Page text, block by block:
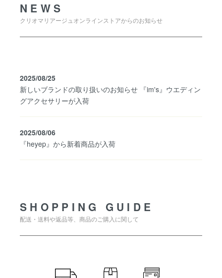
NEWS
クリオマリアージュオンラインストアからのお知らせ
2025/08/25
新しいブランドの取り扱いのお知らせ 『im's』ウエディン
グアクセサリーが入荷
2025/08/06
『heyep』から新着商品が入荷
SHOPPING GUIDE
配送・送料や返品等、商品のご購入に関して